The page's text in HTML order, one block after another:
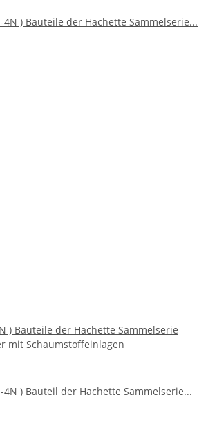
) Bauteile der Hachette Sammelserie
mit Schaumstoffeinlagen